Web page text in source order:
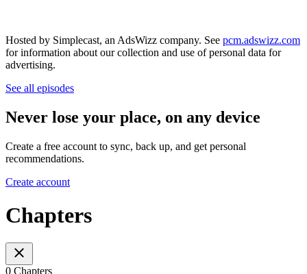
Hosted by Simplecast, an AdsWizz company. See pcm.adswizz.com
for information about our collection and use of personal data for
advertising.
See all episodes
Never lose your place, on any device
Create a free account to sync, back up, and get personal
recommendations.
Create account
Chapters
0 Chapters